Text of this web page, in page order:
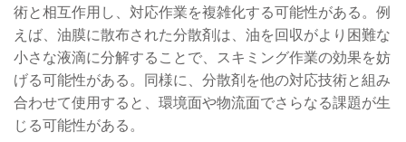
術と相互作用し、対応作業を複雑化する可能性がある。例
えば、油膜に散布された分散剤は、油を回収がより困難な
小さな液滴に分解することで、スキミング作業の効果を妨
げる可能性がある。同様に、分散剤を他の対応技術と組み
合わせて使用すると、環境面や物流面でさらなる課題が生
じる可能性がある。